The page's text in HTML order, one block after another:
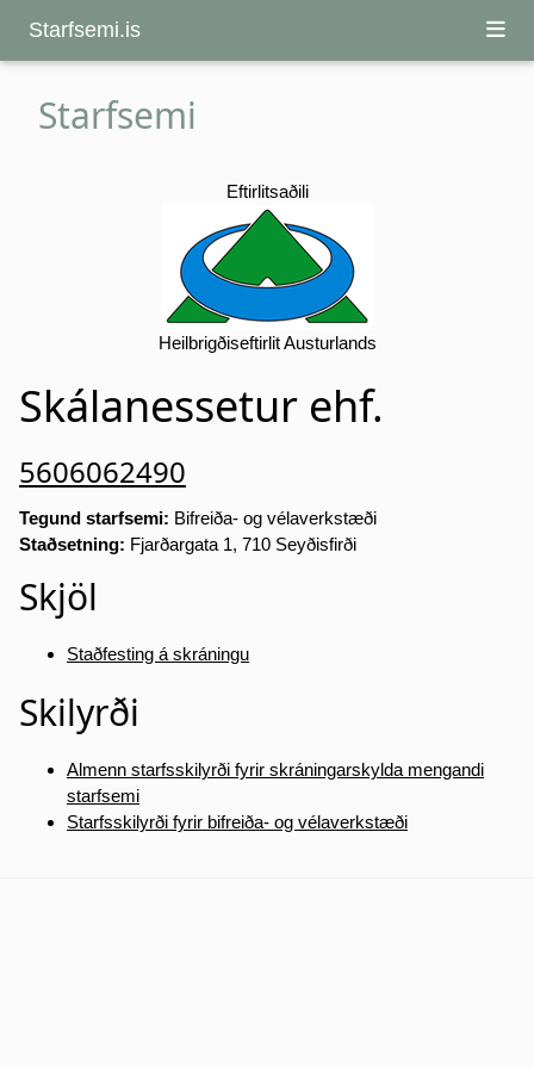
Starfsemi.is
Starfsemi
Eftirlitsaðili
Heilbrigðiseftirlit Austurlands
Skálanessetur ehf.
5606062490
Tegund starfsemi: Bifreiða- og vélaverkstæði
Staðsetning: Fjarðargata 1, 710 Seyðisfirði
Skjöl
Staðfesting á skráningu
Skilyrði
Almenn starfsskilyrði fyrir skráningarskylda mengandi
starfsemi
Starfsskilyrði fyrir bifreiða- og vélaverkstæði